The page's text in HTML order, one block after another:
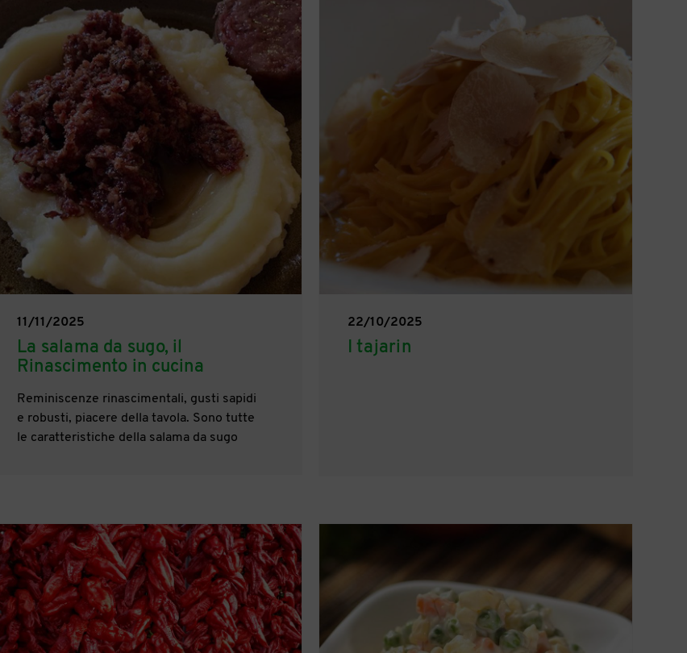
11/11/2025
La salama da sugo, il
Rinascimento in cucina
Reminiscenze rinascimentali, gusti sapidi
e robusti, piacere della tavola. Sono tutte
le caratteristiche della salama da sugo
22/10/2025
I tajarin